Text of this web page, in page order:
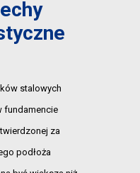
stalowych
fundamencie
za
podłoża